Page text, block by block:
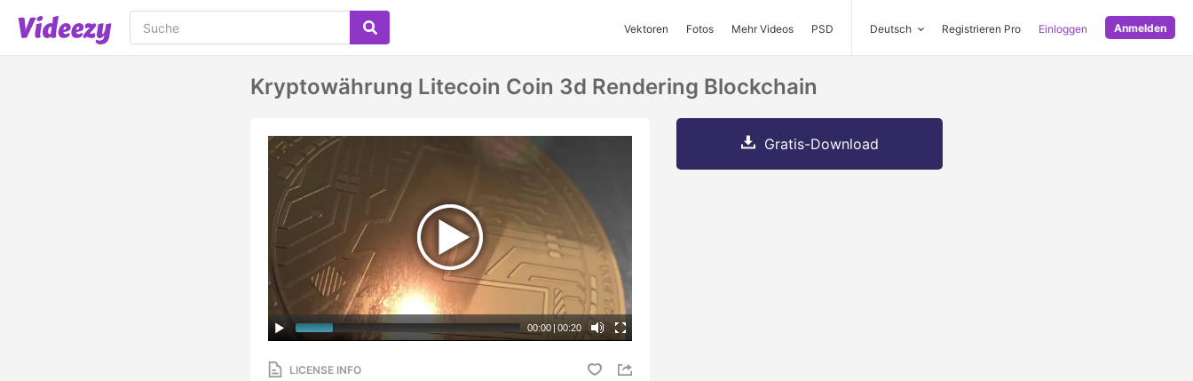
Vektoren Fotos Mehr Videos PSD Deutsch Registrieren Pro Einloggen Anmelden
Kryptowährung Litecoin Coin 3d Rendering Blockchain
00:00 | 00:20
LICENSE INFO
Gratis-Download